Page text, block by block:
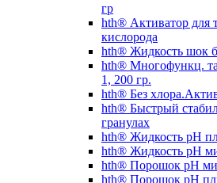
гр
hth® Активатор для
кислорода
hth® Жидкость шок
hth® Многофункц.
1, 200 гр.
hth® Без
hth® Быстрый
гранулах
hth® Жидкость pH
hth® Жидкость pH
hth® Порошок pH
hth® Порошок pH